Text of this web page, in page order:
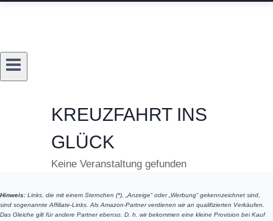
KREUZFAHRT INS
GLÜCK
Keine Veranstaltung gefunden
Hinweis: Links, die mit einem Sternchen (*), „Anzeige“ oder „Werbung“ gekennzeichnet sind,
sind sogenannte Affiliate-Links. Als Amazon-Partner verdienen wir an qualifizierten Verkäufen.
Das Gleiche gilt für andere Partner ebenso. D. h. wir bekommen eine kleine Provision bei Kauf